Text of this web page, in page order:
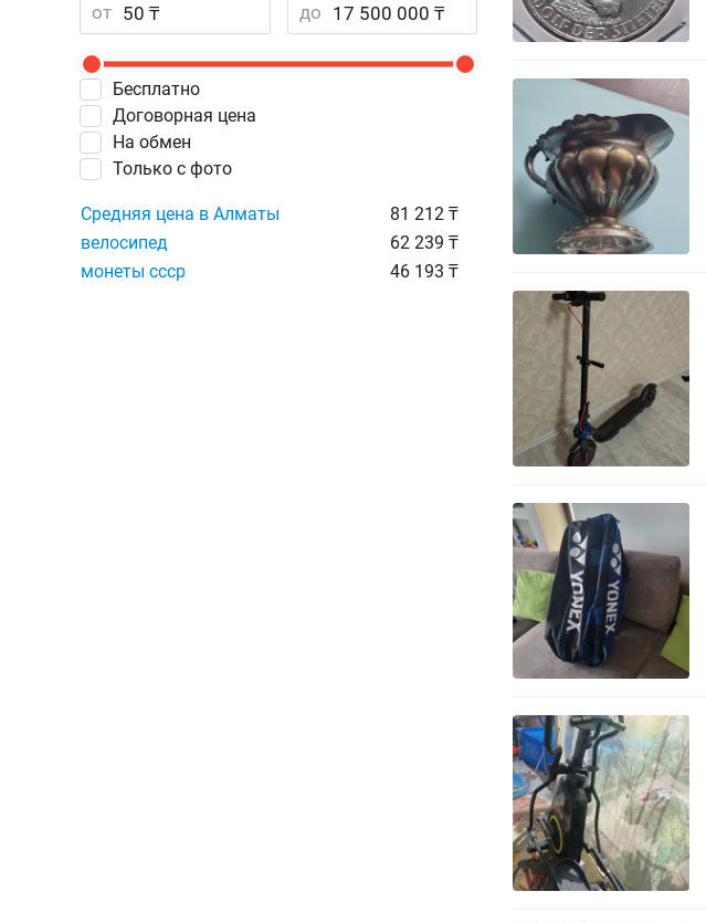
от до
Бесплатно
Договорная цена
На обмен
Только с фото
Средняя цена в Алматы
81 212 ₸
велосипед
62 239 ₸
монеты ссср
46 193 ₸